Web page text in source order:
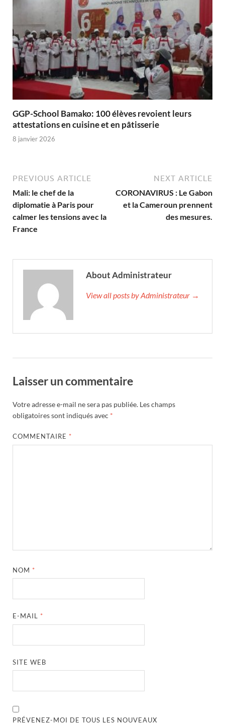
GGP-School Bamako: 100 élèves revoient leurs
attestations en cuisine et en pâtisserie
8 janvier 2026
PREVIOUS ARTICLE
Mali: le chef de la
diplomatie à Paris pour
calmer les tensions avec la
France
NEXT ARTICLE
CORONAVIRUS : Le Gabon
et la Cameroun prennent
des mesures.
About Administrateur
View all posts by Administrateur →
Laisser un commentaire
Votre adresse e-mail ne sera pas publiée. Les champs
obligatoires sont indiqués avec *
COMMENTAIRE *
NOM *
E-MAIL *
SITE WEB
PRÉVENEZ-MOI DE TOUS LES NOUVEAUX